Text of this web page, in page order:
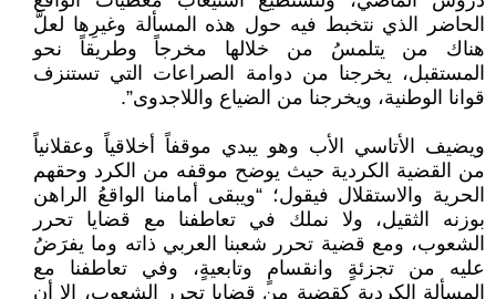
الحاضر الذي نتخبط فيه حول هذه المسألة وغيرِها لعلَّ
هناك من يتلمسُ من خلالها مخرجاً وطريقاً نحو
المستقبل، يخرجنا من دوامة الصراعات التي تستنزف
قوانا الوطنية، ويخرجنا من الضياع واللاجدوى”.
ويضيف الأتاسي الأب وهو يبدي موقفاً أخلاقياً وعقلانياً
من القضية الكردية حيث يوضح موقفه من الكرد وحقهم
الحرية والاستقلال فيقول؛ “ويبقى أمامنا الواقعُ الراهن
بوزنه الثقيل، ولا نملك في تعاطفنا مع قضايا تحرر
الشعوب، ومع قضية تحرر شعبنا العربي ذاته وما يفرَضُ
عليه من تجزئةٍ وانقسامٍ وتابعيةٍ، وفي تعاطفنا مع
المسألة الكردية كقضية من قضايا تحرر الشعوب، إلا أن